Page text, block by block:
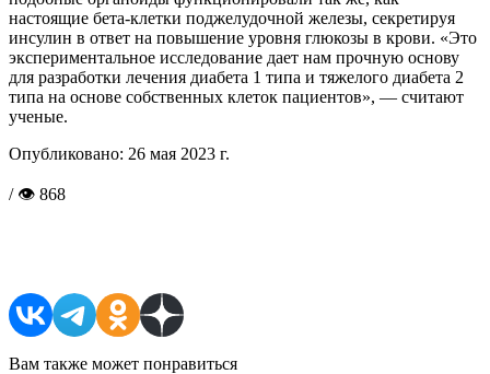
настоящие бета-клетки поджелудочной железы, секретируя
инсулин в ответ на повышение уровня глюкозы в крови. «Это
экспериментальное исследование дает нам прочную основу
для разработки лечения диабета 1 типа и тяжелого диабета 2
типа на основе собственных клеток пациентов», — считают
ученые.
Опубликовано: 26 мая 2023 г.
/ 👁 868
Вам также может понравиться